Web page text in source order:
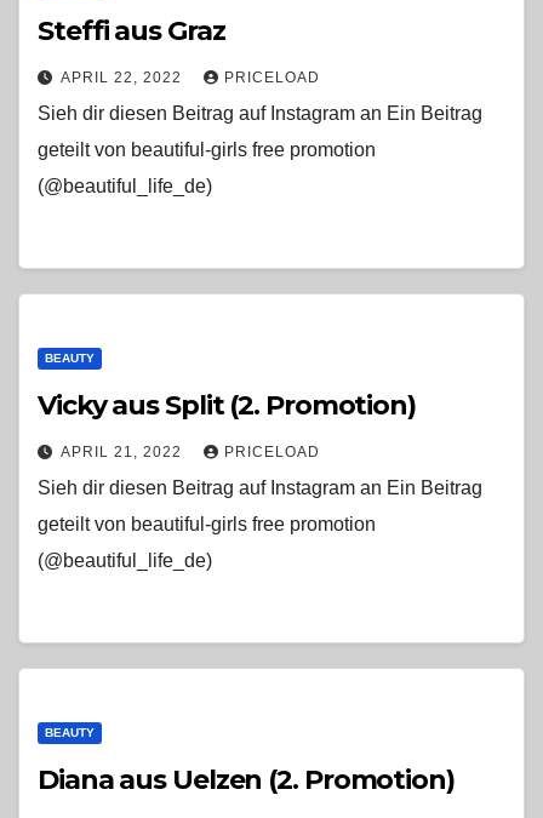
Steffi aus Graz
APRIL 22, 2022 PRICELOAD
Sieh dir diesen Beitrag auf Instagram an Ein Beitrag
geteilt von beautiful-girls free promotion
(@beautiful_life_de)
BEAUTY
Vicky aus Split (2. Promotion)
APRIL 21, 2022 PRICELOAD
Sieh dir diesen Beitrag auf Instagram an Ein Beitrag
geteilt von beautiful-girls free promotion
(@beautiful_life_de)
BEAUTY
Diana aus Uelzen (2. Promotion)